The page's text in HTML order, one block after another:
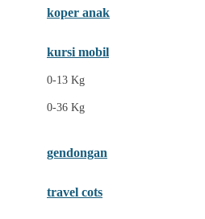
Ezyroller
F
Felt So Sweet
Fisher Price
koper anak
kursi mobil
0-13 Kg
0-36 Kg
gendongan
travel cots